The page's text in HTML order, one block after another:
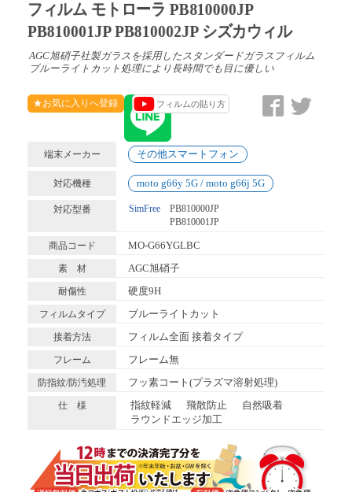
フィルム モトローラ PB810000JP
PB810001JP PB810002JP シズカウィル
AGC旭硝子社製ガラスを採用したスタンダードガラスフィルム
ブルーライトカット処理により長時間でも目に優しい
★お気に入りへ登録 フィルムの貼り方
端末メーカー その他スマートフォン
対応機種 moto g66y 5G / moto g66j 5G
対応型番 SimFree
PB810000JP
PB810001JP
商品コード MO-G66YGLBC
素 材 AGC旭硝子
耐傷性 硬度9H
フィルムタイプ ブルーライトカット
接着方法 フィルム全面 接着タイプ
フレーム フレーム無
防指紋/防汚処理 フッ素コート(プラズマ溶射処理)
仕 様 指紋軽減 飛散防止
自然吸着
ラウンドエッジ加工